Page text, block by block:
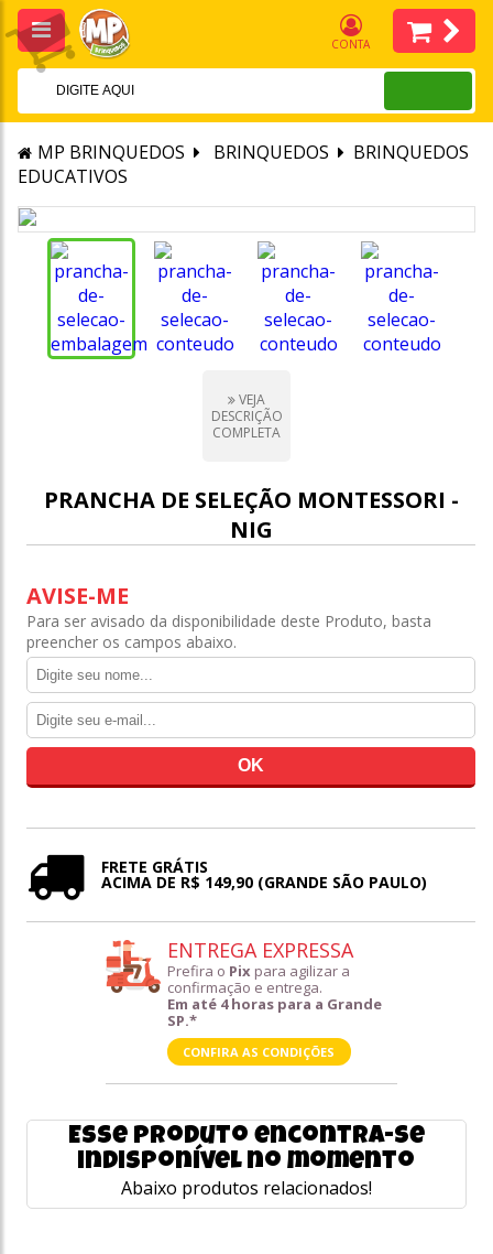
CONTA
MP BRINQUEDOS BRINQUEDOS
BRINQUEDOS
EDUCATIVOS
VEJA
DESCRIÇÃO
COMPLETA
PRANCHA DE SELEÇÃO MONTESSORI -
NIG
AVISE-ME
Para ser avisado da disponibilidade deste Produto, basta
preencher os campos abaixo.
FRETE GRÁTIS
ACIMA DE R$ 149,90 (GRANDE SÃO PAULO)
ENTREGA EXPRESSA
Prefira o Pix para agilizar a
confirmação e entrega.
Em até 4 horas para a Grande
SP.*
CONFIRA AS CONDIÇÕES
Esse produto encontra-se
indisponível no momento
Abaixo produtos relacionados!